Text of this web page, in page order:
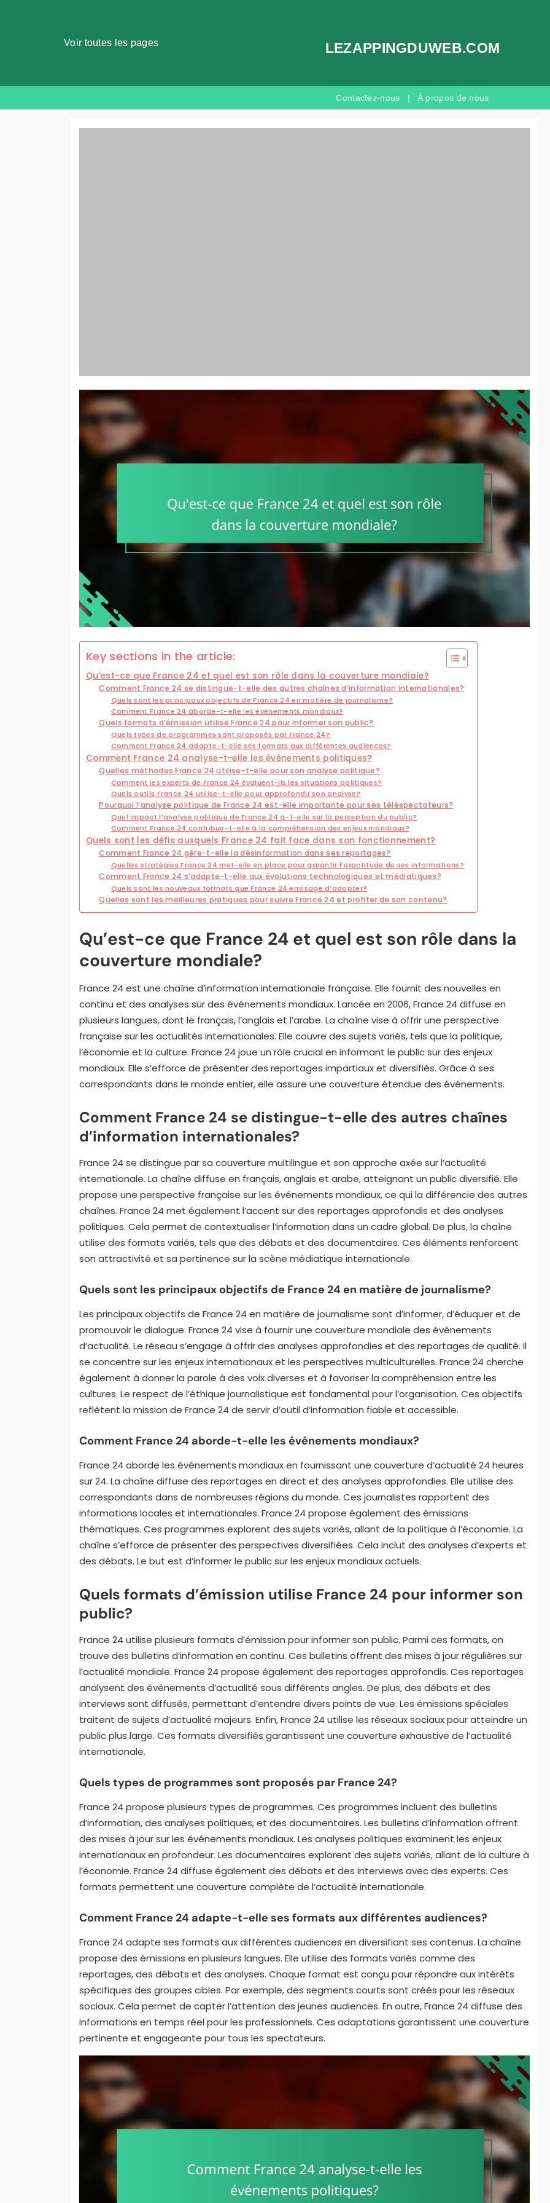
Voir toutes les pages LEZAPPINGDUWEB.COM
Contactez-nous | À propos de nous
Key sections in the article:
Qu’est-ce que France 24 et quel est son rôle dans la couverture mondiale?
Comment France 24 se distingue-t-elle des autres chaînes d’information internationales?
Quels sont les principaux objectifs de France 24 en matière de journalisme?
Comment France 24 aborde-t-elle les événements mondiaux?
Quels formats d’émission utilise France 24 pour informer son public?
Quels types de programmes sont proposés par France 24?
Comment France 24 adapte-t-elle ses formats aux différentes audiences?
Comment France 24 analyse-t-elle les événements politiques?
Quelles méthodes France 24 utilise-t-elle pour son analyse politique?
Comment les experts de France 24 évaluent-ils les situations politiques?
Quels outils France 24 utilise-t-elle pour approfondir son analyse?
Pourquoi l’analyse politique de France 24 est-elle importante pour ses téléspectateurs?
Quel impact l’analyse politique de France 24 a-t-elle sur la perception du public?
Comment France 24 contribue-t-elle à la compréhension des enjeux mondiaux?
Quels sont les défis auxquels France 24 fait face dans son fonctionnement?
Comment France 24 gère-t-elle la désinformation dans ses reportages?
Quelles stratégies France 24 met-elle en place pour garantir l’exactitude de ses informations?
Comment France 24 s’adapte-t-elle aux évolutions technologiques et médiatiques?
Quels sont les nouveaux formats que France 24 envisage d’adopter?
Quelles sont les meilleures pratiques pour suivre France 24 et profiter de son contenu?
Qu’est-ce que France 24 et quel est son rôle dans la
couverture mondiale?
France 24 est une chaîne d’information internationale française. Elle fournit des nouvelles en
continu et des analyses sur des événements mondiaux. Lancée en 2006, France 24 diffuse en
plusieurs langues, dont le français, l’anglais et l’arabe. La chaîne vise à offrir une perspective
française sur les actualités internationales. Elle couvre des sujets variés, tels que la politique,
l’économie et la culture. France 24 joue un rôle crucial en informant le public sur des enjeux
mondiaux. Elle s’efforce de présenter des reportages impartiaux et diversifiés. Grâce à ses
correspondants dans le monde entier, elle assure une couverture étendue des événements.
Comment France 24 se distingue-t-elle des autres chaînes
d’information internationales?
France 24 se distingue par sa couverture multilingue et son approche axée sur l’actualité
internationale. La chaîne diffuse en français, anglais et arabe, atteignant un public diversifié. Elle
propose une perspective française sur les événements mondiaux, ce qui la différencie des autres
chaînes. France 24 met également l’accent sur des reportages approfondis et des analyses
politiques. Cela permet de contextualiser l’information dans un cadre global. De plus, la chaîne
utilise des formats variés, tels que des débats et des documentaires. Ces éléments renforcent
son attractivité et sa pertinence sur la scène médiatique internationale.
Quels sont les principaux objectifs de France 24 en matière de journalisme?
Les principaux objectifs de France 24 en matière de journalisme sont d’informer, d’éduquer et de
promouvoir le dialogue. France 24 vise à fournir une couverture mondiale des événements
d’actualité. Le réseau s’engage à offrir des analyses approfondies et des reportages de qualité. Il
se concentre sur les enjeux internationaux et les perspectives multiculturelles. France 24 cherche
également à donner la parole à des voix diverses et à favoriser la compréhension entre les
cultures. Le respect de l’éthique journalistique est fondamental pour l’organisation. Ces objectifs
reflètent la mission de France 24 de servir d’outil d’information fiable et accessible.
Comment France 24 aborde-t-elle les événements mondiaux?
France 24 aborde les événements mondiaux en fournissant une couverture d’actualité 24 heures
sur 24. La chaîne diffuse des reportages en direct et des analyses approfondies. Elle utilise des
correspondants dans de nombreuses régions du monde. Ces journalistes rapportent des
informations locales et internationales. France 24 propose également des émissions
thématiques. Ces programmes explorent des sujets variés, allant de la politique à l’économie. La
chaîne s’efforce de présenter des perspectives diversifiées. Cela inclut des analyses d’experts et
des débats. Le but est d’informer le public sur les enjeux mondiaux actuels.
Quels formats d’émission utilise France 24 pour informer son
public?
France 24 utilise plusieurs formats d’émission pour informer son public. Parmi ces formats, on
trouve des bulletins d’information en continu. Ces bulletins offrent des mises à jour régulières sur
l’actualité mondiale. France 24 propose également des reportages approfondis. Ces reportages
analysent des événements d’actualité sous différents angles. De plus, des débats et des
interviews sont diffusés, permettant d’entendre divers points de vue. Les émissions spéciales
traitent de sujets d’actualité majeurs. Enfin, France 24 utilise les réseaux sociaux pour atteindre un
public plus large. Ces formats diversifiés garantissent une couverture exhaustive de l’actualité
internationale.
Quels types de programmes sont proposés par France 24?
France 24 propose plusieurs types de programmes. Ces programmes incluent des bulletins
d’information, des analyses politiques, et des documentaires. Les bulletins d’information offrent
des mises à jour sur les événements mondiaux. Les analyses politiques examinent les enjeux
internationaux en profondeur. Les documentaires explorent des sujets variés, allant de la culture à
l’économie. France 24 diffuse également des débats et des interviews avec des experts. Ces
formats permettent une couverture complète de l’actualité internationale.
Comment France 24 adapte-t-elle ses formats aux différentes audiences?
France 24 adapte ses formats aux différentes audiences en diversifiant ses contenus. La chaîne
propose des émissions en plusieurs langues. Elle utilise des formats variés comme des
reportages, des débats et des analyses. Chaque format est conçu pour répondre aux intérêts
spécifiques des groupes cibles. Par exemple, des segments courts sont créés pour les réseaux
sociaux. Cela permet de capter l’attention des jeunes audiences. En outre, France 24 diffuse des
informations en temps réel pour les professionnels. Ces adaptations garantissent une couverture
pertinente et engageante pour tous les spectateurs.